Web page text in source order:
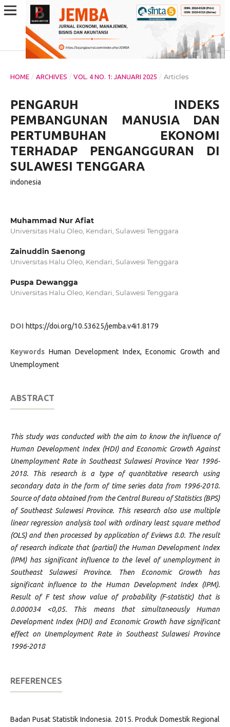
HOME / ARCHIVES / VOL. 4 NO. 1: JANUARI 2025 / Articles
PENGARUH INDEKS
PEMBANGUNAN MANUSIA DAN
PERTUMBUHAN EKONOMI
TERHADAP PENGANGGURAN DI
SULAWESI TENGGARA
indonesia
Muhammad Nur Afiat
Universitas Halu Oleo, Kendari, Sulawesi Tenggara
Zainuddin Saenong
Universitas Halu Oleo, Kendari, Sulawesi Tenggara
Puspa Dewangga
Universitas Halu Oleo, Kendari, Sulawesi Tenggara
DOI https://doi.org/10.53625/jemba.v4i1.8179
Keywords Human Development Index, Economic Growth and
Unemployment
ABSTRACT
This study was conducted with the aim to know the influence of
Human Development Index (HDI) and Economic Growth Against
Unemployment Rate in Southeast Sulawesi Province Year 1996-
2018. This research is a type of quantitative research using
secondary data in the form of time series data from 1996-2018.
Source of data obtained from the Central Bureau of Statistics (BPS)
of Southeast Sulawesi Province. This research also use multiple
linear regression analysis tool with ordinary least square method
(OLS) and then processed by application of Eviews 8.0. The result
of research indicate that (partial) the Human Development Index
(IPM) has significant influence to the level of unemployment in
Southeast Sulawesi Province. Then Economic Growth has
significant influence to the Human Development Index (IPM).
Result of F test show value of probability (F-statistic) that is
0.000034 <0,05. This means that simultaneously Human
Development Index (HDI) and Economic Growth have significant
effect on Unemployment Rate in Southeast Sulawesi Province
1996-2018
REFERENCES
Badan Pusat Statistik Indonesia. 2015. Produk Domestik Regional